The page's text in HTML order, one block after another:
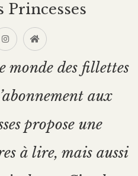
Princesses
monde des fillettes
aux
propose une
à lire, mais aussi